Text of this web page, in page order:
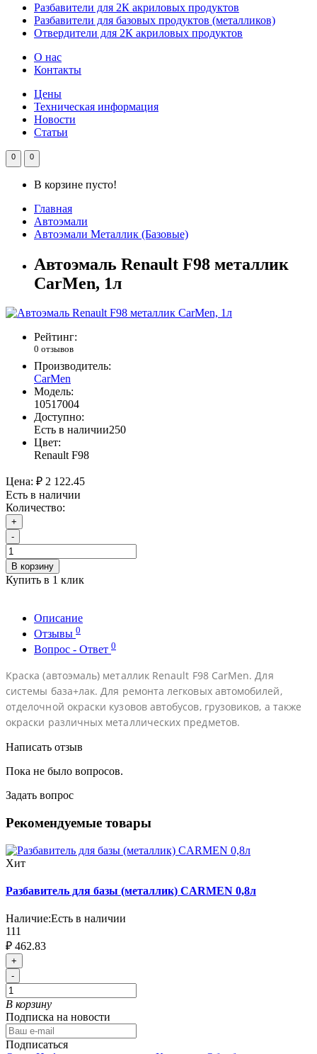
Разбавители для 2К акриловых продуктов
Разбавители для базовых продуктов (металликов)
Отвердители для 2К акриловых продуктов
О нас
Контакты
Цены
Техническая информация
Новости
Статьи
0 0
В корзине пусто!
Главная
Автоэмали
Автоэмали Металлик (Базовые)
Автоэмаль Renault F98 металлик
CarMen, 1л
Рейтинг:
0 отзывов
Производитель:
CarMen
Модель:
10517004
Доступно:
Есть в наличии250
Цвет:
Renault F98
Цена: ₽ 2 122.45
Есть в наличии
Количество:
+
-
В корзину
Купить в 1 клик
Описание
Отзывы 0
Вопрос - Ответ 0
Краска (автоэмаль) металлик Renault F98 CarMen. Для
системы база+лак. Для ремонта легковых автомобилей,
отделочной окраски кузовов автобусов, грузовиков, а также
окраски различных металлических предметов.
Написать отзыв
Пока не было вопросов.
Задать вопрос
Рекомендуемые товары
Хит
Разбавитель для базы (металлик) CARMEN 0,8л
Наличие:Есть в наличии
111
₽ 462.83
+
-
В корзину
Подписка на новости
Подписаться